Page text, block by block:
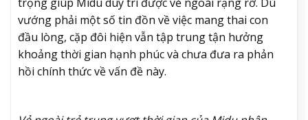
vướng phải một số tin đồn về việc mang thai con
đầu lòng, cặp đôi hiện vẫn tập trung tận hưởng
khoảng thời gian hạnh phúc và chưa đưa ra phản
hồi chính thức về vấn đề này.